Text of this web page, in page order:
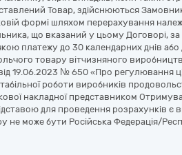
Товар, здійснюються
формі шляхом перерахування
що вказаний у цьому Договорі,
платежу до 30 календарних днів
товару вітчизняного
від 19.06.2023 № 650 «Про регулювання
роботи виробників
накладної представником
для проведення розрахунків є
не може бути Російська Федерація/